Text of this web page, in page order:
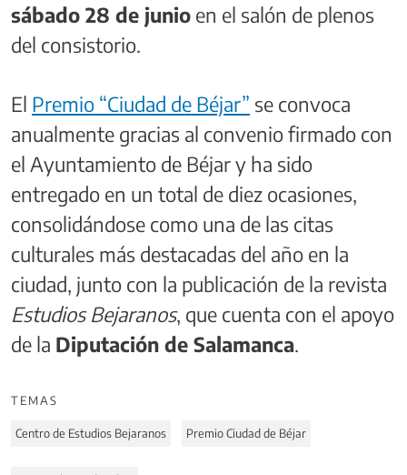
sábado 28 de junio en el salón de plenos
del consistorio.
El Premio “Ciudad de Béjar” se convoca
anualmente gracias al convenio firmado con
el Ayuntamiento de Béjar y ha sido
entregado en un total de diez ocasiones,
consolidándose como una de las citas
culturales más destacadas del año en la
ciudad, junto con la publicación de la revista
Estudios Bejaranos, que cuenta con el apoyo
de la Diputación de Salamanca.
TEMAS
Centro de Estudios Bejaranos Premio Ciudad de Béjar